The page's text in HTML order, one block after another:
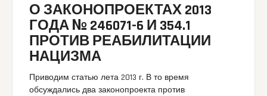
О ЗАКОНОПРОЕКТАХ 2013
ГОДА № 246071-6 И 354.1
ПРОТИВ РЕАБИЛИТАЦИИ
НАЦИЗМА
Приводим статью лета 2013 г. В то время
обсуждались два законопроекта против